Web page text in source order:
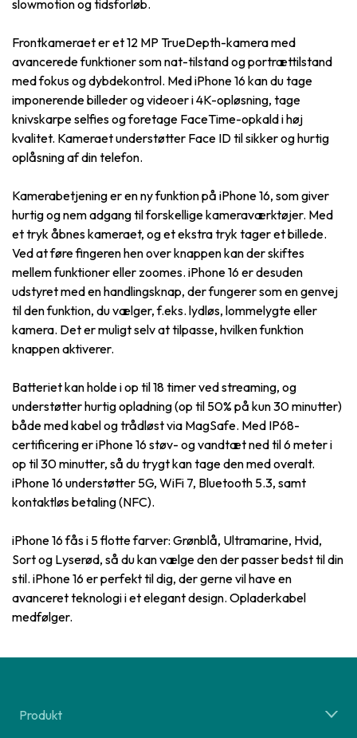
slowmotion og tids­forløb.
Frontkameraet er et 12 MP TrueDepth-kamera med
avancerede funktioner som nat-tilstand og portrættilstand
med fokus og dybdekontrol. Med iPhone 16 kan du tage
imponerende billeder og videoer i 4K-opløsning, tage
knivskarpe selfies og foretage FaceTime-opkald i høj
kvalitet. Kameraet understøtter Face ID til sikker og hurtig
oplåsning af din telefon.
Kamerabetjening er en ny funktion på iPhone 16, som giver
hurtig og nem adgang til forskellige kameraværktøjer. Med
et tryk åbnes kameraet, og et ekstra tryk tager et billede.
Ved at føre fingeren hen over knappen kan der skiftes
mellem funktioner eller zoomes. iPhone 16 er desuden
udstyret med en handlingsknap, der fungerer som en genvej
til den funktion, du vælger, f.eks. lydløs, lommelygte eller
kamera. Det er muligt selv at tilpasse, hvilken funktion
knappen aktiverer.
Batteriet kan holde i op til 18 timer ved streaming, og
understøtter hurtig opladning (op til 50% på kun 30 minutter)
både med kabel og trådløst via MagSafe. Med IP68-
certificering er iPhone 16 støv- og vandtæt ned til 6 meter i
op til 30 minutter, så du trygt kan tage den med overalt.
iPhone 16 understøtter 5G, WiFi 7, Bluetooth 5.3, samt
kontaktløs betaling (NFC).
iPhone 16 fås i 5 flotte farver: Grønblå, Ultramarine, Hvid,
Sort og Lyserød, så du kan vælge den der passer bedst til din
stil. iPhone 16 er perfekt til dig, der gerne vil have en
avanceret teknologi i et elegant design. Opladerkabel
medfølger.
Produkt